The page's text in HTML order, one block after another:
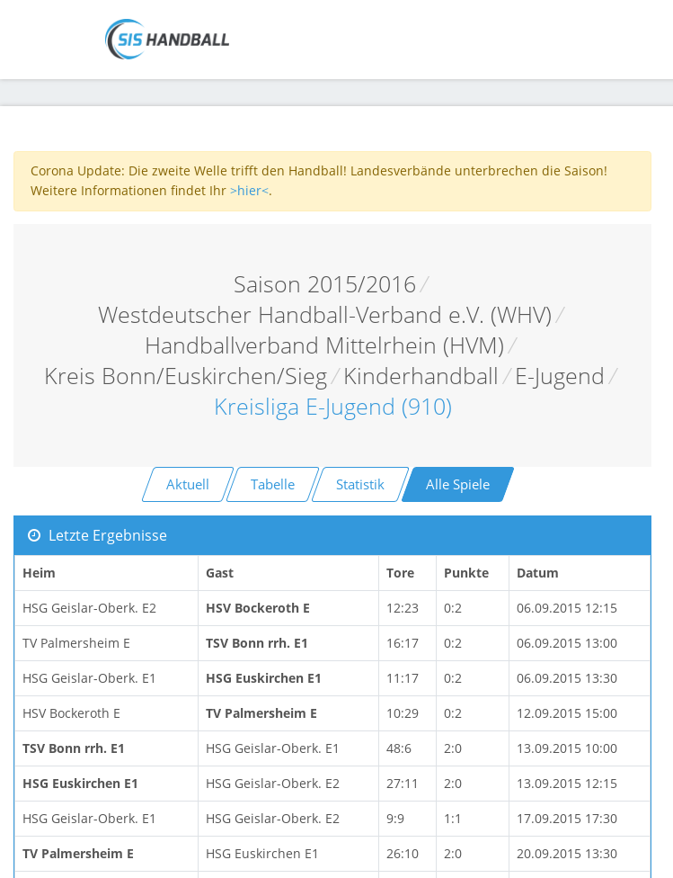
Corona Update: Die zweite Welle trifft den Handball! Landesverbände unterbrechen die Saison!
Weitere Informationen findet Ihr >hier<.
Saison 2015/2016/
Westdeutscher Handball-Verband e.V. (WHV)/
Handballverband Mittelrhein (HVM)/
Kreis Bonn/Euskirchen/Sieg/ Kinderhandball / E-Jugend /
Kreisliga E-Jugend (910)
Aktuell Tabelle Statistik Alle Spiele
Letzte Ergebnisse
Heim Gast Tore Punkte Datum
HSG Geislar-Oberk. E2 HSV Bockeroth E 12:23 0:2 06.09.2015 12:15
TV Palmersheim E TSV Bonn rrh. E1 16:17 0:2 06.09.2015 13:00
HSG Geislar-Oberk. E1 HSG Euskirchen E1 11:17 0:2 06.09.2015 13:30
HSV Bockeroth E TV Palmersheim E 10:29 0:2 12.09.2015 15:00
TSV Bonn rrh. E1 HSG Geislar-Oberk. E1 48:6 2:0 13.09.2015 10:00
HSG Euskirchen E1 HSG Geislar-Oberk. E2 27:11 2:0 13.09.2015 12:15
HSG Geislar-Oberk. E1 HSG Geislar-Oberk. E2 9:9 1:1 17.09.2015 17:30
TV Palmersheim E HSG Euskirchen E1 26:10 2:0 20.09.2015 13:30